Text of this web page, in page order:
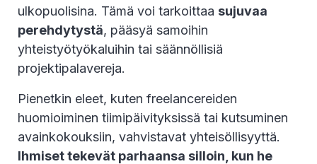
ulkopuolisina. Tämä voi tarkoittaa sujuvaa
perehdytystä, pääsyä samoihin
yhteistyötyökaluihin tai säännöllisiä
projektipalavereja.
Pienetkin eleet, kuten freelancereiden
huomioiminen tiimipäivityksissä tai kutsuminen
avainkokouksiin, vahvistavat yhteisöllisyyttä.
Ihmiset tekevät parhaansa silloin, kun he